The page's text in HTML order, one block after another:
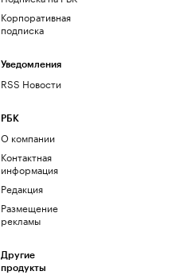
Корпоративная
подписка
Уведомления
RSS Новости
РБК
О компании
Контактная
информация
Редакция
Размещение
рекламы
Другие
продукты